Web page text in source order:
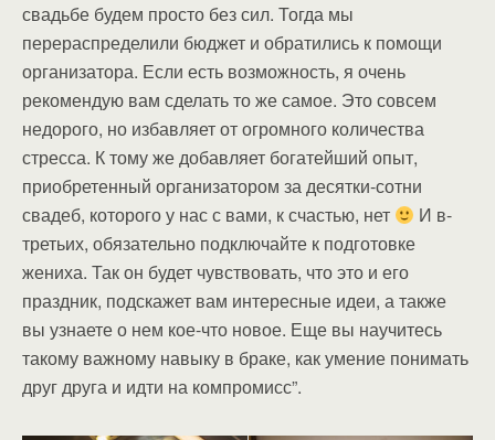
свадьбе будем просто без сил. Тогда мы
перераспределили бюджет и обратились к помощи
организатора. Если есть возможность, я очень
рекомендую вам сделать то же самое. Это совсем
недорого, но избавляет от огромного количества
стресса. К тому же добавляет богатейший опыт,
приобретенный организатором за десятки-сотни
свадеб, которого у нас с вами, к счастью, нет
И в-
третьих, обязательно подключайте к подготовке
жениха. Так он будет чувствовать, что это и его
праздник, подскажет вам интересные идеи, а также
вы узнаете о нем кое-что новое. Еще вы научитесь
такому важному навыку в браке, как умение понимать
друг друга и идти на компромисс”.